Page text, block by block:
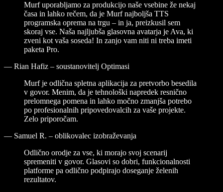
Murf uporabljamo za produkcijo naše vsebine že nekaj
časa in lahko rečem, da je Murf najboljša TTS
programska oprema na trgu – in ja, preizkusil sem
skoraj vse. Naša najljubša glasovna avatarja je Ava, ki
zveni kot vaša soseda! In zanjo vam niti ni treba imeti
paketa Pro.
— Rian Hafiz – soustanovitelj Optimasi
Murf je odlična spletna aplikacija za pretvorbo besedila
v govor. Menim, da je tehnološki napredek resnično
prelomnega pomena in lahko močno zmanjša potrebo
po profesionalnih pripovedovalcih za vaše projekte.
Zelo priporočam.
— Samuel R. – oblikovalec izobraževanja
Odlično orodje za vse, ki morajo svoj scenarij
spremeniti v govor. Glasovi so dobri, funkcionalnosti
platforme pa odlično podpirajo doseganje želenih
rezultatov.